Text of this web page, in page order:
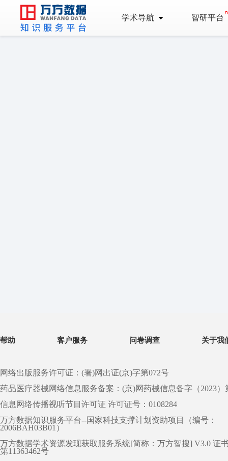
学术导航 智研平台
帮助 客户服务 问卷调查 关于我
网络出版服务许可证：(署)网出证(京)字第072号
药品医疗器械网络信息服务备案：(京)网药械信息备字（2023）
信息网络传播视听节目许可证 许可证号：0108284
万方数据知识服务平台--国家科技支撑计划资助项目（编号：
2006BAH03B01）
万方数据学术资源发现获取服务系统[简称：万方智搜] V3.0 证
第11363462号